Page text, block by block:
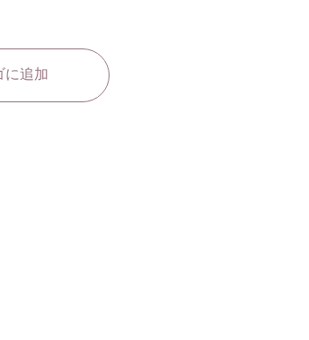
に追加